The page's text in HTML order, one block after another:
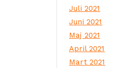
Juli 2021
Juni 2021
Maj 2021
April 2021
Mart 2021